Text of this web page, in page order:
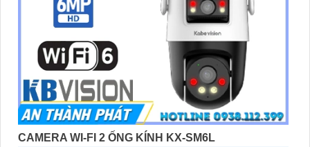
CAMERA WI-FI 2 ỐNG KÍNH KX-SM6L